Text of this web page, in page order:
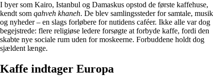
I byer som Kairo, Istanbul og Damaskus opstod de første kaffehuse,
kendt som qahveh khaneh. De blev samlingssteder for samtale, musik
og nyheder – en slags forløbere for nutidens caféer. Ikke alle var dog
begejstrede: flere religiøse ledere forsøgte at forbyde kaffe, fordi den
skabte nye sociale rum uden for moskeerne. Forbuddene holdt dog
sjældent længe.
Kaffe indtager Europa